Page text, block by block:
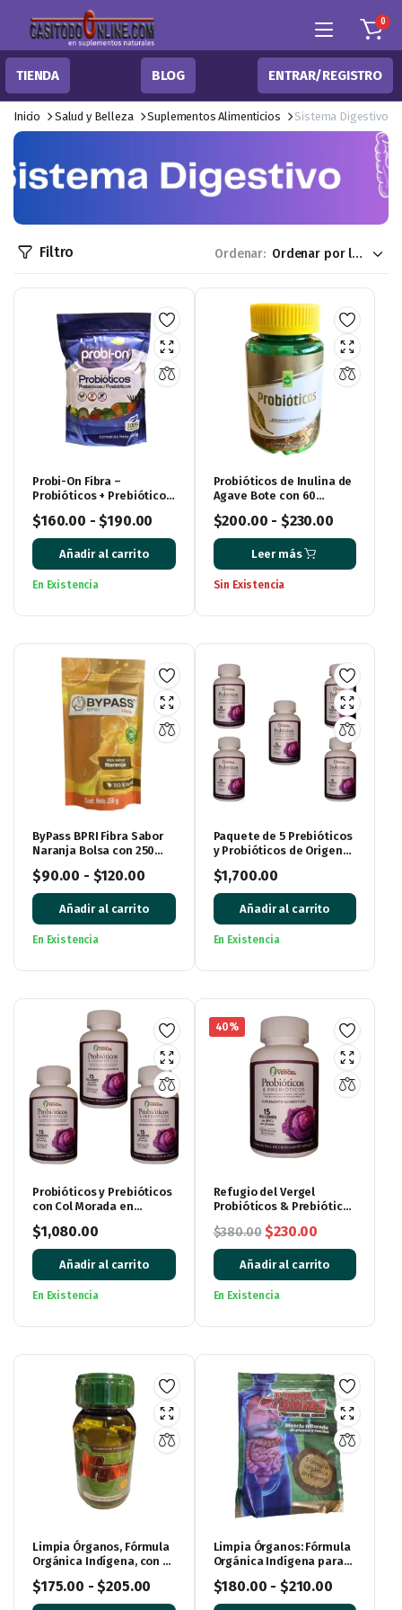
0
TIENDA BLOG ENTRAR/REGISTRO
Inicio Salud y Belleza Suplementos Alimenticios Sistema Digestivo
Filtro Ordenar:
Probi-On Fibra –
Probióticos + Prebióticos
$160.00 - $190.00
Añadir al carrito
En Existencia
Probióticos de Inulina de
Agave Bote con 60
$200.00 - $230.00
Leer más
Sin Existencia
ByPass BPRI Fibra Sabor
Naranja Bolsa con 250
$90.00 - $120.00
Añadir al carrito
En Existencia
Paquete de 5 Prebióticos
y Probióticos de Origen
Vergel
$1,700.00
Añadir al carrito
En Existencia
Probióticos y Prebióticos
con Col Morada en
$1,080.00
Añadir al carrito
En Existencia
40%
Refugio del Vergel
Probióticos & Prebióticos
Cápsulas de 500 mg
$380.00 El
precio
original
era:
$230.00
precio
actual
Añadir al carrito
En Existencia
Limpia Órganos, Fórmula
Orgánica Indígena, con 30
$175.00 -$205.00
Limpia Órganos: Fórmula
Orgánica Indígena para
$180.00 - $210.00